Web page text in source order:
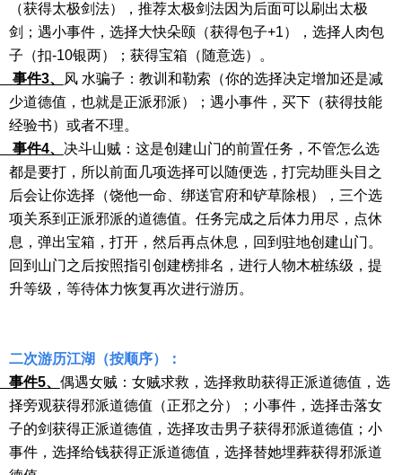
（获得太极剑法），推荐太极剑法因为后面可以刷出太极
剑；遇小事件，选择大快朵颐（获得包子+1），选择人肉包
子（扣-10银两）；获得宝箱（随意选）。
3、
风 水骗子：教训和勒索（你的选择决定增加还是减
少道德值，也就是正派邪派）；遇小事件，买下（获得技能
经验书）或者不理。
4、 决斗山贼：这是创建山门的前置任务，不管怎么选
都是要打，所以前面几项选择可以随便选，打完劫匪头目之
后会让你选择（饶他一命、绑送官府和铲草除根），三个选
项关系到正派邪派的道德值。任务完成之后体力用尽，点休
息，弹出宝箱，打开，然后再点休息，回到驻地创建山门。
回到山门之后按照指引创建榜排名，进行人物木桩练级，提
升等级，等待体力恢复再次进行游历。
二次游历江湖（按顺序）：
5、 偶遇女贼：女贼求救，选择救助获得正派道德值，选
择旁观获得邪派道德值（正邪之分）；小事件，选择击落女
子的剑获得正派道德值，选择攻击男子获得邪派道德值；小
事件，选择给钱获得正派道德值，选择替她埋葬获得邪派道